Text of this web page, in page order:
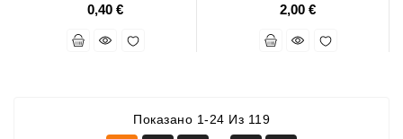
0,40 € 2,00 €
Показано 1-24 Из 119